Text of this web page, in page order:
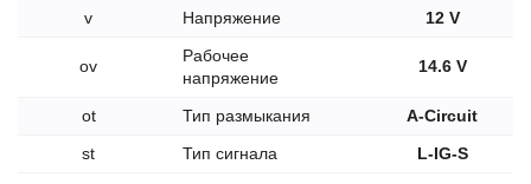
v Напряжение 12 V
ov
Рабочее
напряжение
14.6 V
ot Тип размыкания
A-Circuit
st
Тип сигнала L-IG-S